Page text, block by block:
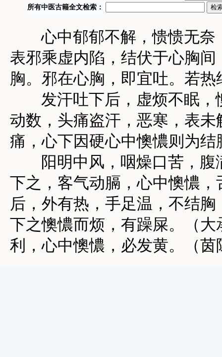
心中郁郁不解，愦愦无奈
表邪乘虚内陷，结伏于心胸
胸。邪在心胸，即宜吐。若
发汗吐下后，虚烦不眠，
动数，头痛盗汗，恶寒，表
痛，心下因硬心中懊憹则为
阳明中风，咽燥口苦，腹
下之，客气动膈，心中懊憹
后，外有热，手足温，不结
下之懊憹而烦，有躁屎。（
利，心中懊憹，必发黄。（茵